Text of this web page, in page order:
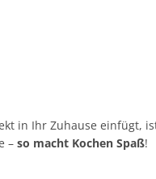
in Ihr Zuhause einfügt,
–so macht Kochen Spaß!